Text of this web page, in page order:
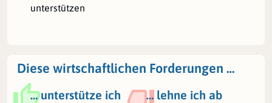
unterstützen
Diese wirtschaftlichen Forderungen …
… unterstütze ich
… lehne ich ab